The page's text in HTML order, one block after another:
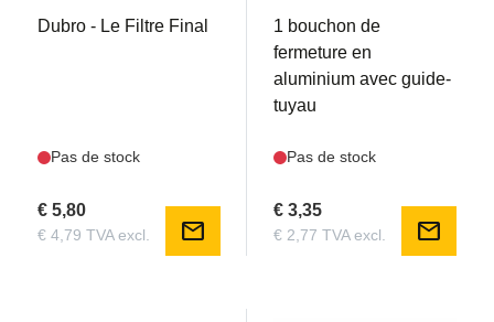
Dubro - Le Filtre Final
Pas de stock
€ 5,80
€ 4,79 TVA excl. mail
1 bouchon de
fermeture en
aluminium avec guide-
tuyau
Pas de stock
€ 3,35
€ 2,77 TVA excl. mail